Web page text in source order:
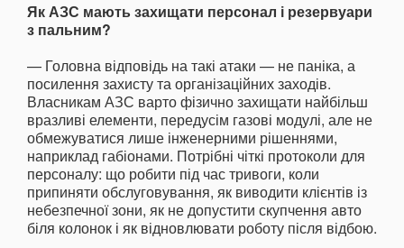
Як АЗС мають захищати персонал і резервуари
з пальним?
— Головна відповідь на такі атаки — не паніка, а
посилення захисту та організаційних заходів.
Власникам АЗС варто фізично захищати найбільш
вразливі елементи, передусім газові модулі, але не
обмежуватися лише інженерними рішеннями,
наприклад габіонами. Потрібні чіткі протоколи для
персоналу: що робити під час тривоги, коли
припиняти обслуговування, як виводити клієнтів із
небезпечної зони, як не допустити скупчення авто
біля колонок і як відновлювати роботу після відбою.